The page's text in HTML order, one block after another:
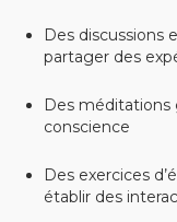
Des discussions
partager des
Des méditations
conscience
Des exercices
établir des